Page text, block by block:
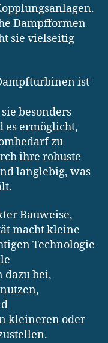
Dampfformen
sie vielseitig
ist
besonders
es ermöglicht,
zu
ihre robuste
langlebig, was
Bauweise,
macht kleine
Technologie
dazu bei,
kleineren oder